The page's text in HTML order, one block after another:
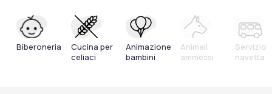
Biberoneria
Cucina per
celiaci
Animazione
bambini
Animali
ammessi
Servizio
navetta